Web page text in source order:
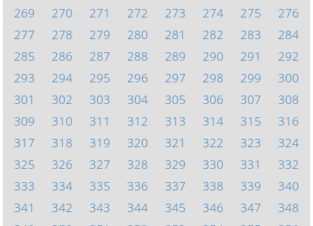
269
270 271 272 273 274 275
276
277
278 279 280 281 282 283
284
285
286 287 288 289 290 291
292
293
294 295 296 297 298 299
300
301
302 303 304 305 306 307
308
309
310 311 312 313 314 315
316
317
318 319 320 321 322 323
324
325
326 327 328 329 330 331
332
333
334 335 336 337 338 339
340
341
342 343 344 345 346 347
348